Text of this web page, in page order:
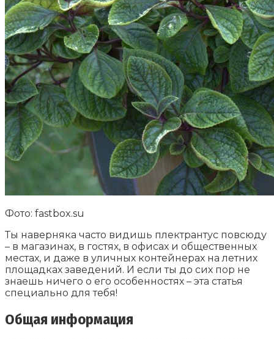
Фото: fastbox.su
Ты наверняка часто видишь плектрантус повсюду
– в магазинах, в гостях, в офисах и общественных
местах, и даже в уличных контейнерах на летних
площадках заведений. И если ты до сих пор не
знаешь ничего о его особенностях – эта статья
специально для тебя!
Общая информация